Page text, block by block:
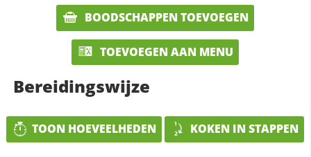
BOODSCHAPPEN TOEVOEGEN
TOEVOEGEN AAN MENU
Bereidingswijze
TOON HOEVEELHEDEN KOKEN IN STAPPEN